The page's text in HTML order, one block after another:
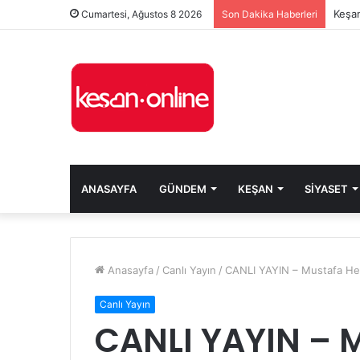
Cumartesi, Ağustos 8 2026 Son Dakika Haberleri
ANASAYFA GÜNDEM KEŞAN SIYASET
Anasayfa / Canlı Yayın / CANLI YAYIN – Mustafa
Canlı Yayın
CANLI YAYIN –